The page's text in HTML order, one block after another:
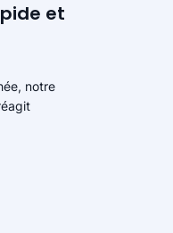
et
notre